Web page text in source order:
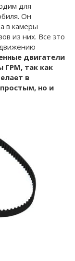
для
Он
в камеры
из них. Все это
двигатели
ГРМ, так как
в
но и